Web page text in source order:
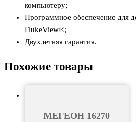
компьютеру;
Программное обеспечение для
FlukeView®;
Двухлетняя гарантия.
Похожие товары
МЕГЕОН 16270